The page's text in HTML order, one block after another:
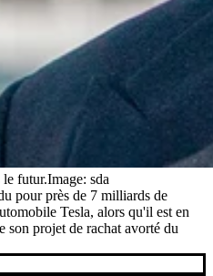
futur.Image: sda
pour près de 7 milliards de
Tesla, alors qu'il est en
son projet de rachat avorté du